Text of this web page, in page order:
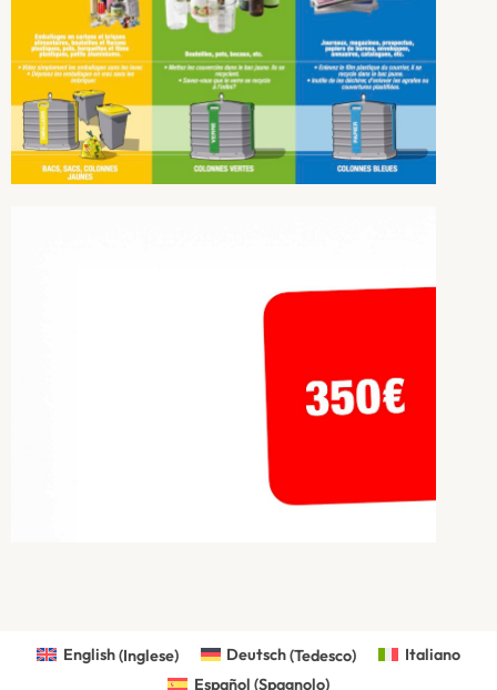
English(Inglese) Deutsch(Tedesco)
Italiano
Español (Spagnolo)